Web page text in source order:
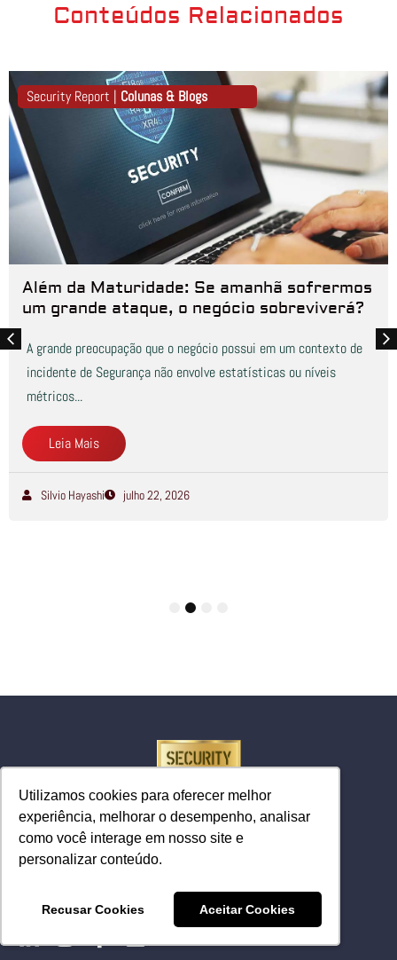
Utilizamos cookies para oferecer melhor
experiência, melhorar o desempenho, analisar
como você interage em nosso site e
personalizar conteúdo.
Recusar Cookies Aceitar Cookies
Utilizamos cookies para oferecer melhor
experiência, melhorar o desempenho, analisar
como você interage em nosso site e
personalizar conteúdo.
Recusar Cookies Aceitar Cookies
Conteúdos Relacionados
Security Report | Colunas & Blogs
Além da Maturidade: Se amanhã sofrermos
um grande ataque, o negócio sobreviverá?
A grande preocupação que o negócio possui em um contexto de
incidente de Segurança não envolve estatísticas ou níveis
métricos...
Leia Mais
Silvio Hayashi julho 22, 2026
Maior portal de Segurança da
Informação e Cibernética do Brasil